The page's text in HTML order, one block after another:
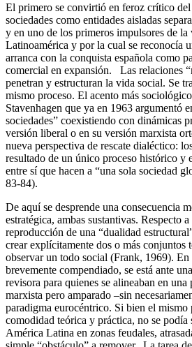
El primero se convirtió en feroz crítico del
sociedades como entidades aisladas
y en uno de los primeros impulsores de la
Latinoamérica y por la cual se reconocía
arranca con la conquista española como
comercial en expansión. Las relaciones
penetran y estructuran la vida social. Se
mismo proceso. El acento más
Stavenhagen que ya en 1963 argumentó
sociedades” coexistiendo con dinámicas
versión liberal o en su versión marxista
nueva perspectiva de rescate dialéctico:
resultado de un único proceso histórico y
entre sí que hacen a “una sola sociedad
83-84).
De aquí se desprende una consecuencia
estratégica, ambas sustantivas. Respecto
reproducción de una “dualidad
crear explícitamente dos o más conjuntos
observar un todo social (Frank, 1969). En
brevemente compendiado, se está ante
revisora para quienes se alineaban en
marxista pero amparado –sin
paradigma eurocéntrico. Si bien el mismo
comodidad teórica y práctica, no se podía
América Latina en zonas feudales,